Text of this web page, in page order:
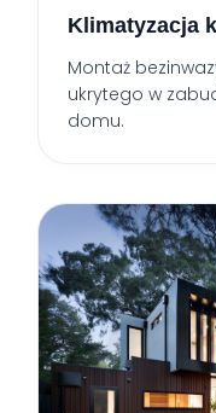
Klimatyzacja
Montaż
ukrytego w
domu.